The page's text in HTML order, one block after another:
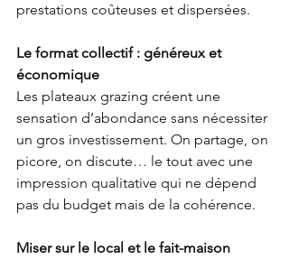
prestations coûteuses et dispersées.
Le format collectif : généreux et
économique
Les plateaux grazing créent une
sensation d’abondance sans nécessiter
un gros investissement. On partage, on
picore, on discute… le tout avec une
impression qualitative qui ne dépend
pas du budget mais de la cohérence.
Miser sur le local et le fait-maison